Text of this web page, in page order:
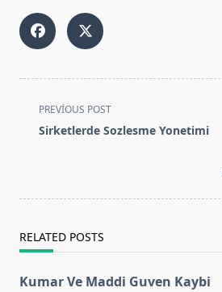
<span
class="nav-
text">Page</span>
PREVIOUS POST
Sirketlerde Sozlesme Yonetimi
RELATED POSTS
Kumar Ve Maddi Guven Kaybi